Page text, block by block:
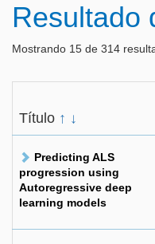
Resultado
Mostrando 15 de 314
Título ↑ ↓
Predicting ALS
progression using
Autoregressive deep
learning models